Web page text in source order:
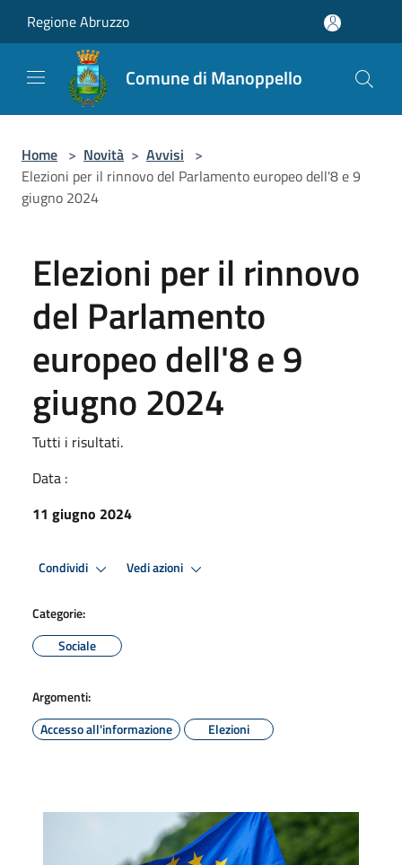
Regione Abruzzo
Comune di Manoppello
Home > Novità > Avvisi >
Elezioni per il rinnovo del Parlamento europeo dell'8 e 9
giugno 2024
Elezioni per il rinnovo
del Parlamento
europeo dell'8 e 9
giugno 2024
Tutti i risultati.
Data :
11 giugno 2024
Condividi Vedi azioni
Categorie:
Sociale
Argomenti:
Accesso all'informazione
Elezioni